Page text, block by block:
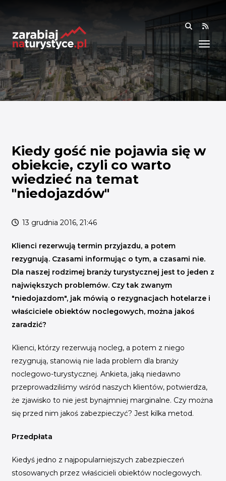
RSS
WIEDZA
ANALIZY I RAPORTY
BADANIA I DANE
AKADEMIA
SPOŁECZNOŚĆ
INICJATYWY BRANŻOWE
WYDARZENIA
KONFERENCJE I EVENTY
KALENDARZ WYDARZEŃ
CASE STUDIES
KAMPANIA Z WYNIKAMI
Kiedy gość nie pojawia się w
obiekcie, czyli co warto
wiedzieć na temat
"niedojazdów"
13 grudnia 2016, 21:46
Klienci rezerwują termin przyjazdu, a potem
rezygnują. Czasami informując o tym, a czasami nie.
Dla naszej rodzimej branży turystycznej jest to jeden z
największych problemów. Czy tak zwanym
"niedojazdom", jak mówią o rezygnacjach hotelarze i
właściciele obiektów noclegowych, można jakoś
zaradzić?
Klienci, którzy rezerwują nocleg, a potem z niego
rezygnują, stanowią nie lada problem dla branży
noclegowo-turystycznej. Ankieta, jaką niedawno
przeprowadziliśmy wśród naszych klientów, potwierdza,
że zjawisko to nie jest bynajmniej marginalne. Czy można
się przed nim jakoś zabezpieczyć? Jest kilka metod.
Przedpłata
Kiedyś jedno z najpopularniejszych zabezpieczeń
stosowanych przez właścicieli obiektów noclegowych.